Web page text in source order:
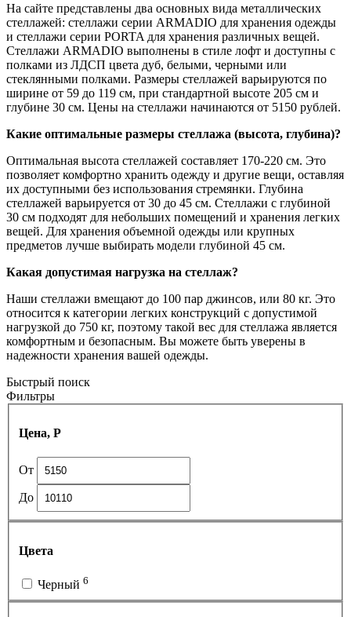
На сайте представлены два основных вида металлических
стеллажей: стеллажи серии ARMADIO для хранения одежды
и стеллажи серии PORTA для хранения различных вещей.
Стеллажи ARMADIO выполнены в стиле лофт и доступны с
полками из ЛДСП цвета дуб, белыми, черными или
стеклянными полками. Размеры стеллажей варьируются по
ширине от 59 до 119 см, при стандартной высоте 205 см и
глубине 30 см. Цены на стеллажи начинаются от 5150 рублей.
Какие оптимальные размеры стеллажа (высота, глубина)?
Оптимальная высота стеллажей составляет 170-220 см. Это
позволяет комфортно хранить одежду и другие вещи, оставляя
их доступными без использования стремянки. Глубина
стеллажей варьируется от 30 до 45 см. Стеллажи с глубиной
30 см подходят для небольших помещений и хранения легких
вещей. Для хранения объемной одежды или крупных
предметов лучше выбирать модели глубиной 45 см.
Какая допустимая нагрузка на стеллаж?
Наши стеллажи вмещают до 100 пар джинсов, или 80 кг. Это
относится к категории легких конструкций с допустимой
нагрузкой до 750 кг, поэтому такой вес для стеллажа является
комфортным и безопасным. Вы можете быть уверены в
надежности хранения вашей одежды.
Быстрый поиск
Фильтры
Цена, Р
От
До
Цвета
Черный 6